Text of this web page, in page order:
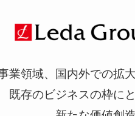
業領域、国内外での拡大
既存のビジネスの枠に